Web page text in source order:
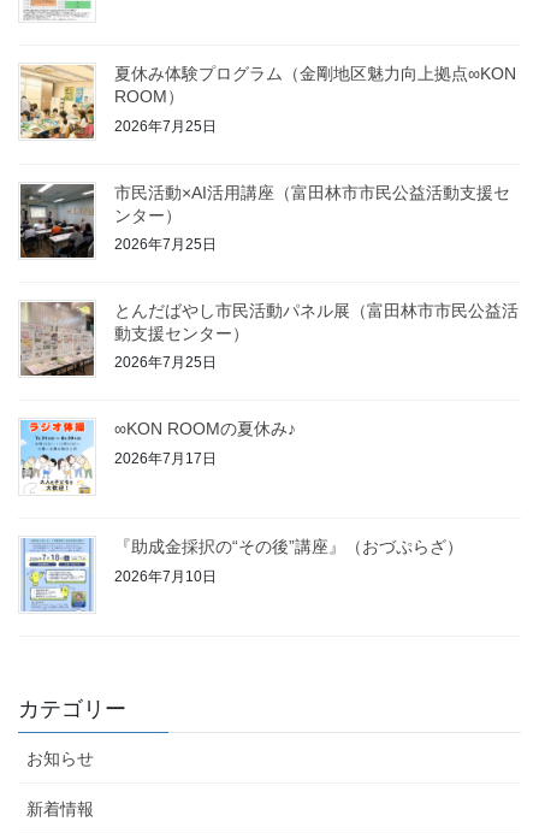
夏休み体験プログラム（金剛地区魅力向上拠点∞KON
ROOM）
2026年7月25日
市民活動×AI活用講座（富田林市市民公益活動支援セ
ンター）
2026年7月25日
とんだばやし市民活動パネル展（富田林市市民公益活
動支援センター）
2026年7月25日
∞KON ROOMの夏休み♪
2026年7月17日
『助成金採択の“その後”講座』（おづぷらざ）
2026年7月10日
カテゴリー
お知らせ
新着情報